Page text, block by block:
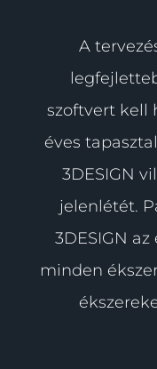
A
szoftvert kell
éves
3DESIGN
jelenlétét.
3DESIGN
minden